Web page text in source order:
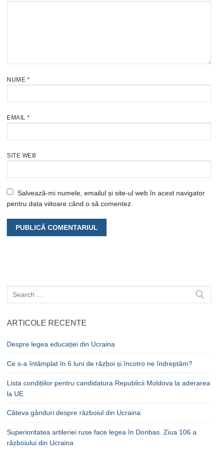
NUME *
EMAIL *
SITE WEB
Salvează-mi numele, emailul și site-ul web în acest navigator
pentru data viitoare când o să comentez.
Caută
după:
ARTICOLE RECENTE
Despre legea educației din Ucraina
Ce s-a întâmplat în 6 luni de război și încotro ne îndreptăm?
Lista condițiilor pentru candidatura Republicii Moldova la aderarea
la UE
Câteva gânduri despre războiul din Ucraina
Superioritatea artileriei ruse face legea în Donbas. Ziua 106 a
războiului din Ucraina